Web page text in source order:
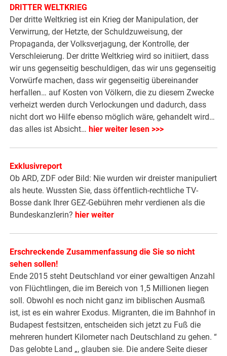
DRITTER WELTKRIEG
Der dritte Weltkrieg ist ein Krieg der Manipulation, der
Verwirrung, der Hetzte, der Schuldzuweisung, der
Propaganda, der Volksverjagung, der Kontrolle, der
Verschleierung. Der dritte Weltkrieg wird so initiiert, dass
wir uns gegenseitig beschuldigen, das wir uns gegenseitig
Vorwürfe machen, dass wir gegenseitig übereinander
herfallen… auf Kosten von Völkern, die zu diesem Zwecke
verheizt werden durch Verlockungen und dadurch, dass
nicht dort wo Hilfe ebenso möglich wäre, gehandelt wird…
das alles ist Absicht… hier weiter lesen >>>
Exklusivreport
Ob ARD, ZDF oder Bild: Nie wurden wir dreister manipuliert
als heute. Wussten Sie, dass öffentlich-rechtliche TV-
Bosse dank Ihrer GEZ-Gebühren mehr verdienen als die
Bundeskanzlerin? hier weiter
Erschreckende Zusammenfassung die Sie so nicht
sehen sollen!
Ende 2015 steht Deutschland vor einer gewaltigen Anzahl
von Flüchtlingen, die im Bereich von 1,5 Millionen liegen
soll. Obwohl es noch nicht ganz im biblischen Ausmaß
ist, ist es ein wahrer Exodus. Migranten, die im Bahnhof in
Budapest festsitzen, entscheiden sich jetzt zu Fuß die
mehreren hundert Kilometer nach Deutschland zu gehen. “
Das gelobte Land „, glauben sie. Die andere Seite dieser